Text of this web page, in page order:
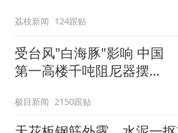
洗衣机自爆
荔枝新闻 124跟贴
受台风"白海豚"影响 中国
第一高楼千吨阻尼器摆动
极目新闻 2150跟贴